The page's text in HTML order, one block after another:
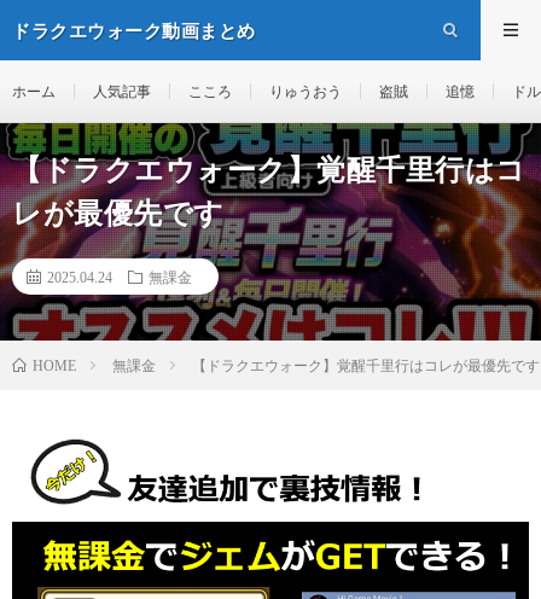
ドラクエウォーク動画まとめ
ホーム 人気記事 こころ りゅうおう 盗賊 追憶 ド
【ドラクエウォーク】覚醒千里行はコ
レが最優先です
2025.04.24 無課金
HOME 無課金 【ドラクエウォーク】覚醒千里行はコレが最優先です